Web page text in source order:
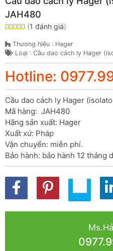
JAH480
(1 đánh giá)
Thương hiệu : Hager
Loại : Cầu dao cách ly Hager
Hotline:
Cầu dao cách ly Hager
Mã hàng:  JAH480
Hãng sản xuất: Hager
Xuất xứ: Pháp
Vận chuyển: miễn phí.
Bảo hành: bảo hành 12 tháng